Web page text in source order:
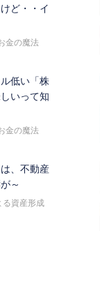
ど・・イ
金の魔法
低い「株
いって知
金の魔法
、不動産
～
る資産形成